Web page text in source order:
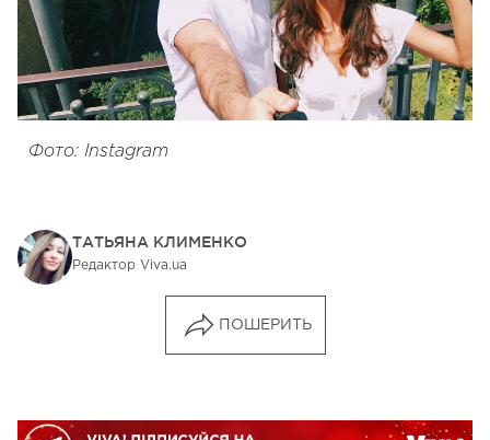
Фото: Instagram
ТАТЬЯНА КЛИМЕНКО
Редактор Viva.ua
ПОШЕРИТЬ